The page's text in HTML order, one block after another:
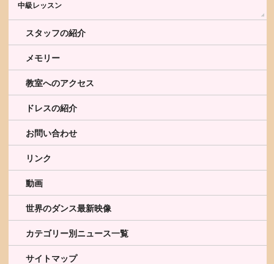
中級レッスン
スタッフの紹介
メモリー
教室へのアクセス
ドレスの紹介
お問い合わせ
リンク
動画
世界のダンス最新映像
カテゴリー別ニュース一覧
サイトマップ